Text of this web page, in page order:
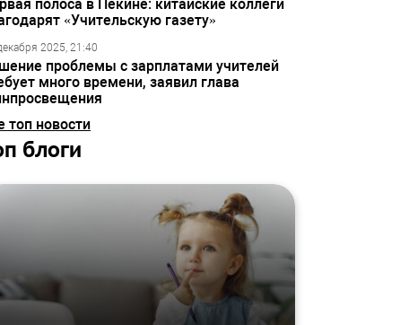
полоса в Пекине: китайские коллеги
«Учительскую газету»
2025, 21:40
проблемы с зарплатами учителей
много времени, заявил глава
топ новости
блоги